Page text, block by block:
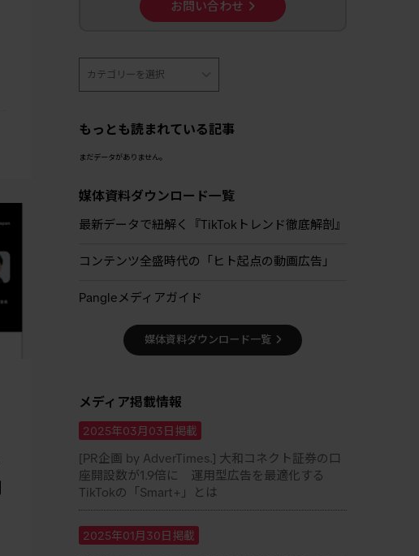
お問い合わせ
もっとも読まれている記事
まだデータがありません。
媒体資料ダウンロード一覧
最新データで紐解く『TikTokトレンド徹底解剖』
コンテンツ全盛時代の「ヒト起点の動画広告」
Pangleメディアガイド
媒体資料ダウンロード一覧
メディア掲載情報
2025年03月03日掲載
[PR企画 by AdverTimes.] 大和コネクト証券の口
座開設数が1.9倍に 運用型広告を最適化する
TikTokの「Smart+」とは
2025年01月30日掲載